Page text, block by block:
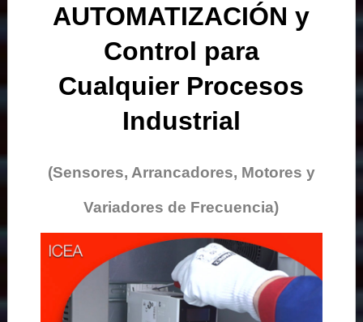
AUTOMATIZACIÓN y
Control para
Cualquier Procesos
Industrial
(Sensores, Arrancadores, Motores y
Variadores de Frecuencia)